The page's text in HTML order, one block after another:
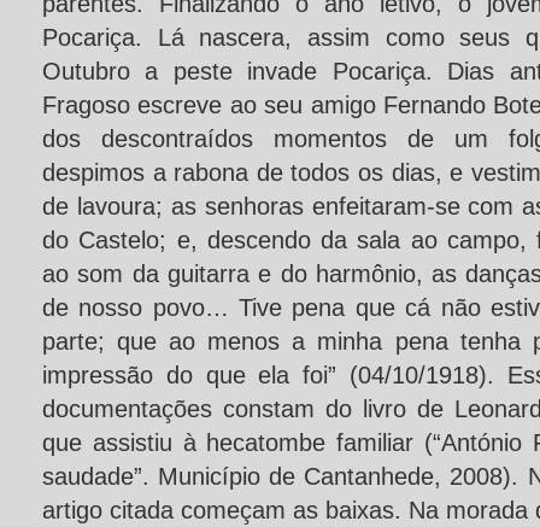
Pocariça. Lá nascera, assim como seus
Outubro a peste invade Pocariça. Dias
Fragoso escreve ao seu amigo Fernando
dos descontraídos momentos de um
despimos a rabona de todos os dias, e
de lavoura; as senhoras enfeitaram-se com
do Castelo; e, descendo da sala ao campo,
ao som da guitarra e do harmônio, as
de nosso povo… Tive pena que cá não
parte; que ao menos a minha pena tenha
impressão do que ela foi” (04/10/1918).
documentações constam do livro de
que assistiu à hecatombe familiar
saudade”. Município de Cantanhede, 2008).
artigo citada começam as baixas. Na